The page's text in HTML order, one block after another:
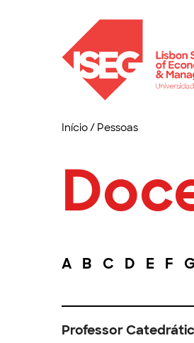
Início/ Pessoas
A B C D E F
Professor